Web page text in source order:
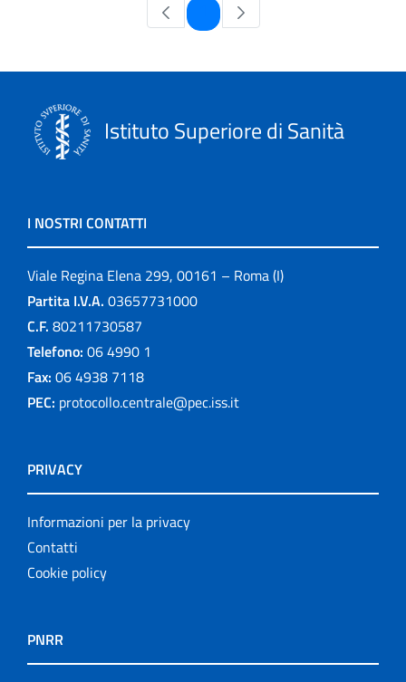
Pagina
Istituto Superiore di Sanità
I NOSTRI CONTATTI
Viale Regina Elena 299, 00161 – Roma (I)
Partita I.V.A. 03657731000
C.F. 80211730587
Telefono: 06 4990 1
Fax: 06 4938 7118
PEC: protocollo.centrale@pec.iss.it
PRIVACY
Informazioni per la privacy
Contatti
Cookie policy
PNRR